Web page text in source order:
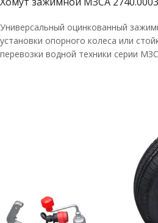
Универсальный оцинкованный
установки опорного колеса или
перевозки водной техники серии